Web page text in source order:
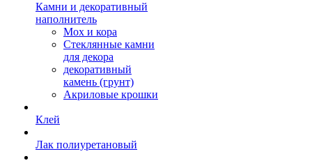
Камни и декоративный
наполнитель
Мох и кора
Стеклянные камни
для декора
декоративный
камень (грунт)
Акриловые крошки
Клей
Лак полиуретановый